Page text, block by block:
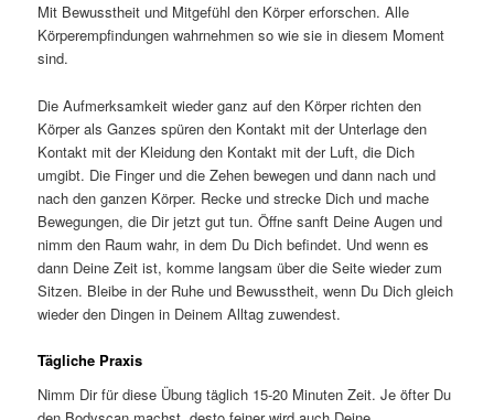
Mit Bewusstheit und Mitgefühl den Körper erforschen. Alle
Körperempfindungen wahrnehmen so wie sie in diesem Moment
sind.
Die Aufmerksamkeit wieder ganz auf den Körper richten den
Körper als Ganzes spüren den Kontakt mit der Unterlage den
Kontakt mit der Kleidung den Kontakt mit der Luft, die Dich
umgibt. Die Finger und die Zehen bewegen und dann nach und
nach den ganzen Körper. Recke und strecke Dich und mache
Bewegungen, die Dir jetzt gut tun. Öffne sanft Deine Augen und
nimm den Raum wahr, in dem Du Dich befindet. Und wenn es
dann Deine Zeit ist, komme langsam über die Seite wieder zum
Sitzen. Bleibe in der Ruhe und Bewusstheit, wenn Du Dich gleich
wieder den Dingen in Deinem Alltag zuwendest.
Tägliche Praxis
Nimm Dir für diese Übung täglich 15-20 Minuten Zeit. Je öfter Du